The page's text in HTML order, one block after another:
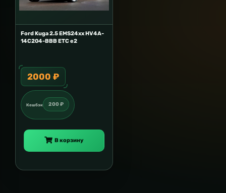
Ford Kuga 2.5 EMS24xx HV4A-
14C204-BBB ETC e2
2000 ₽
Кешбэк 200 ₽
В корзину